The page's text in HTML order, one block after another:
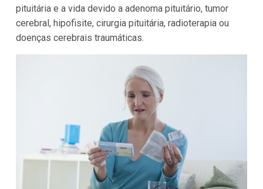
pituitária e a vida devido a adenoma pituitário, tumor
cerebral, hipofisite, cirurgia pituitária, radioterapia ou
doenças cerebrais traumáticas.